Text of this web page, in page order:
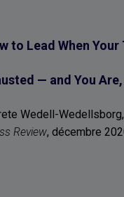
to Lead When Your
— and You
Wedell-
Review, décembre